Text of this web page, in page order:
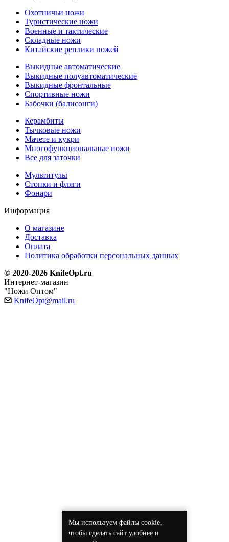
Мы используем файлы cookie,
чтобы сделать сайт удобнее и
Охотничьи ножи
Туристические ножи
Военные и тактические
Складные ножи
Китайские реплики ножей
Выкидные автоматические
Выкидные полуавтоматические
Выкидные фронтальные
Спортивные ножи
Бабочки (балисонги)
Керамбиты
Тычковые ножи
Мачете и кукри
Многофункциональные ножи
Все для заточки
Мультитулы
Стопки и фляги
Фонари
Информация
О магазине
Доставка
Оплата
Политика обработки персональных данных
© 2020-2026 KnifeOpt.ru
Интернет-магазин
"Ножи Оптом"
KnifeOpt@mail.ru